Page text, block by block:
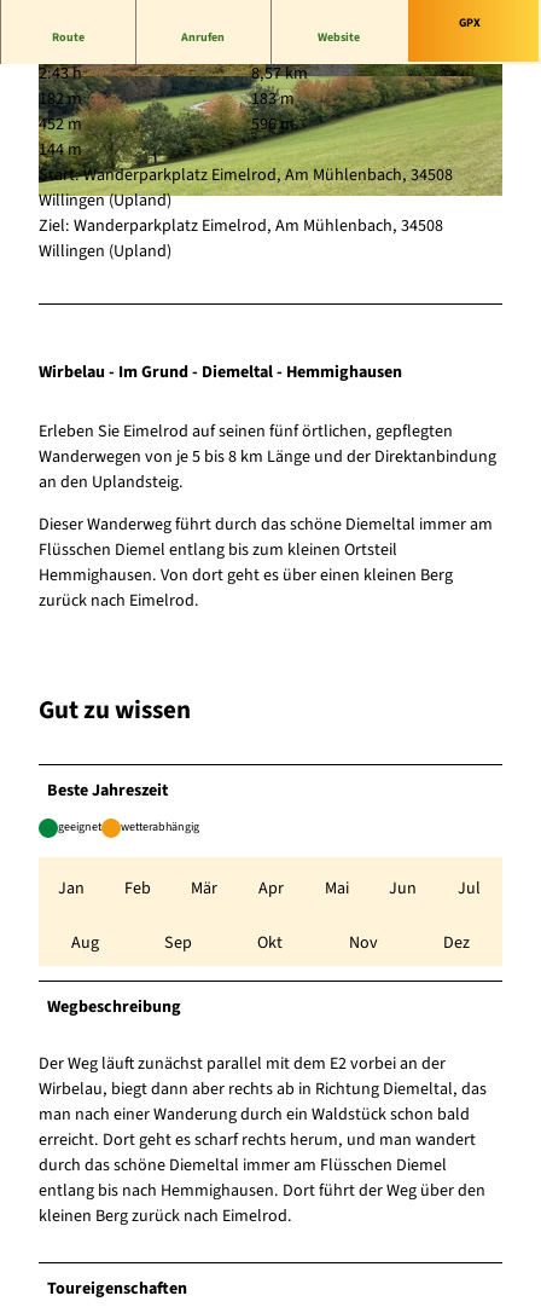
© www.bevandert.com, Sauerland-Tourismus |
© (c) Klaus-Peter Kappest, Germany |
CC-BY-SA
© Sophia Beyer, Tourist-Information Willingen
|CC-BY-SA
Route Anrufen Website
GPX
2:43 h
8,57 km
182 m
183 m
452 m
596 m
144 m
Start: Wanderparkplatz Eimelrod, Am Mühlenbach, 34508
Willingen (Upland)
Ziel: Wanderparkplatz Eimelrod, Am Mühlenbach, 34508
Willingen (Upland)
Wirbelau - Im Grund - Diemeltal - Hemmighausen
Erleben Sie Eimelrod auf seinen fünf örtlichen, gepflegten
Wanderwegen von je 5 bis 8 km Länge und der Direktanbindung
an den Uplandsteig.
Dieser Wanderweg führt durch das schöne Diemeltal immer am
Flüsschen Diemel entlang bis zum kleinen Ortsteil
Hemmighausen. Von dort geht es über einen kleinen Berg
zurück nach Eimelrod.
Gut zu wissen
Beste Jahreszeit
geeignet wetterabhängig
Jan Feb Mär Apr Mai Jun Jul
Aug Sep Okt Nov Dez
Wegbeschreibung
Der Weg läuft zunächst parallel mit dem E2 vorbei an der
Wirbelau, biegt dann aber rechts ab in Richtung Diemeltal, das
man nach einer Wanderung durch ein Waldstück schon bald
erreicht. Dort geht es scharf rechts herum, und man wandert
durch das schöne Diemeltal immer am Flüsschen Diemel
entlang bis nach Hemmighausen. Dort führt der Weg über den
kleinen Berg zurück nach Eimelrod.
Toureigenschaften